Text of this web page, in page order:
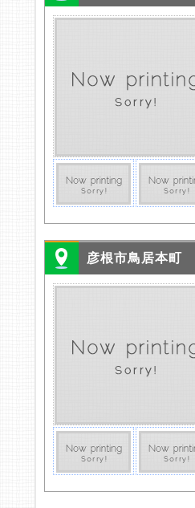
彦根市鳥居本町